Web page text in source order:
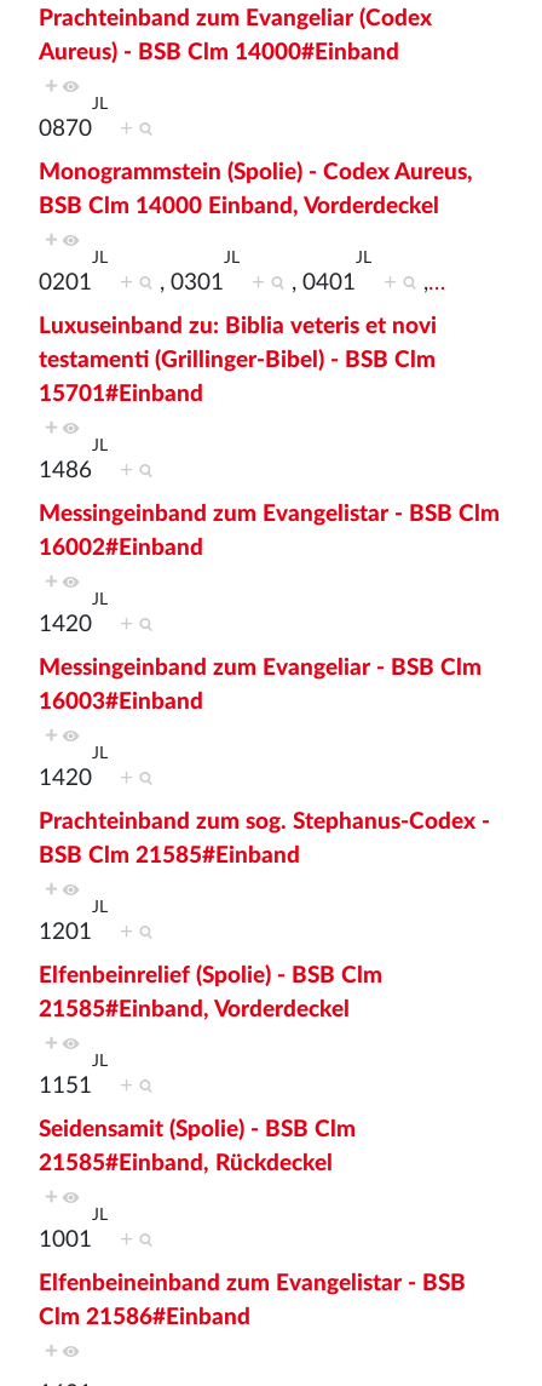
Prachteinband zum Evangeliar (Codex
Aureus) - BSB Clm 14000#Einband
+
0870
JL
+
Monogrammstein (Spolie) - Codex Aureus,
BSB Clm 14000 Einband, Vorderdeckel
+
0201
JL
+ , 0301
JL
+ , 0401
JL
+ ,…
Luxuseinband zu: Biblia veteris et novi
testamenti (Grillinger-Bibel) - BSB Clm
15701#Einband
+
1486
JL
+
Messingeinband zum Evangelistar - BSB Clm
16002#Einband
+
1420
JL
+
Messingeinband zum Evangeliar - BSB Clm
16003#Einband
+
1420
JL
+
Prachteinband zum sog. Stephanus-Codex -
BSB Clm 21585#Einband
+
1201
JL
+
Elfenbeinrelief (Spolie) - BSB Clm
21585#Einband, Vorderdeckel
+
1151
JL
+
Seidensamit (Spolie) - BSB Clm
21585#Einband, Rückdeckel
+
1001
JL
+
Elfenbeineinband zum Evangelistar - BSB
Clm 21586#Einband
+